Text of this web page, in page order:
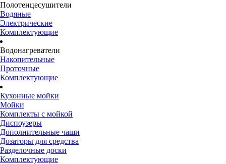
Полотенцесушители
Водяные
Электрические
Комплектующие
Водонагреватели
Накопительные
Проточные
Комплектующие
Кухонные мойки
Мойки
Комплекты с мойкой
Диспоузеры
Дополнительные чаши
Дозаторы для средства
Разделочные доски
Комплектующие